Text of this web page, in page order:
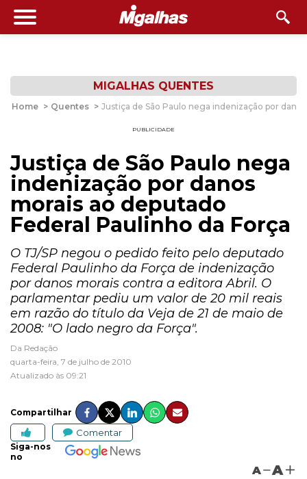
MIGALHAS QUENTES
Home > Quentes > Justiça de São Paulo nega indenização por
PUBLICIDADE
Justiça de São Paulo nega
indenização por danos
morais ao deputado
Federal Paulinho da Força
O TJ/SP negou o pedido feito pelo deputado
Federal Paulinho da Força de indenização
por danos morais contra a editora Abril. O
parlamentar pediu um valor de 20 mil reais
em razão do título da Veja de 21 de maio de
2008: "O lado negro da Força".
Da Redação
quarta-feira, 7 de julho de 2010
Atualizado às 09:21
Compartilhar
Comentar
Siga-nos
no
A A